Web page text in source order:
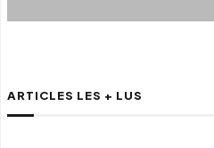
ARTICLES LES + LUS